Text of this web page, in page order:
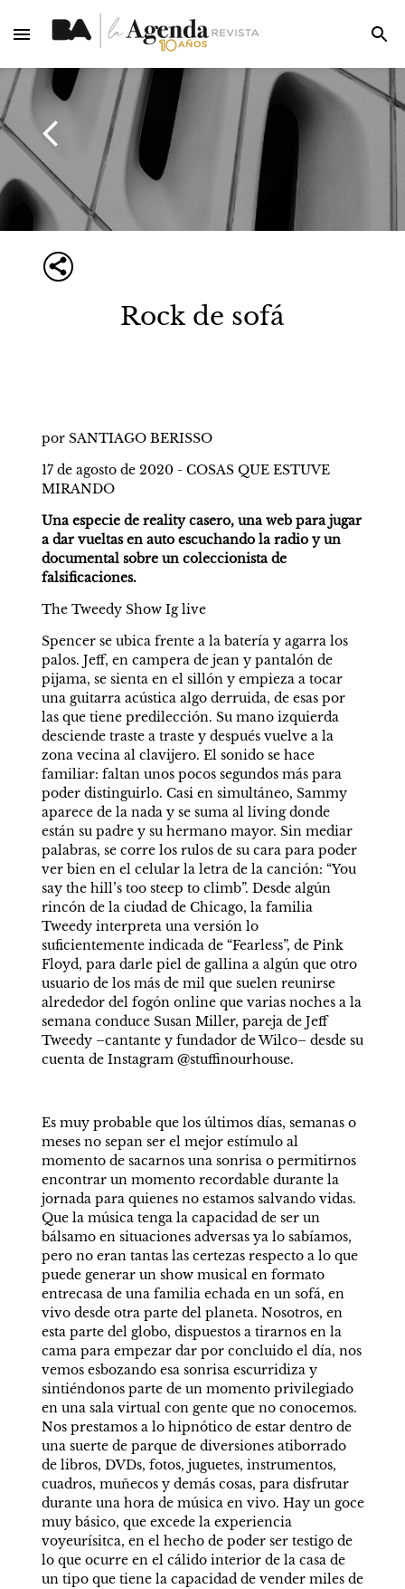
Rock de sofá
por SANTIAGO BERISSO
17 de agosto de 2020 - COSAS QUE ESTUVE
MIRANDO
Una especie de reality casero, una web para jugar
a dar vueltas en auto escuchando la radio y un
documental sobre un coleccionista de
falsificaciones.
The Tweedy Show Ig live
Spencer se ubica frente a la batería y agarra los
palos. Jeff, en campera de jean y pantalón de
pijama, se sienta en el sillón y empieza a tocar
una guitarra acústica algo derruida, de esas por
las que tiene predilección. Su mano izquierda
desciende traste a traste y después vuelve a la
zona vecina al clavijero. El sonido se hace
familiar: faltan unos pocos segundos más para
poder distinguirlo. Casi en simultáneo, Sammy
aparece de la nada y se suma al living donde
están su padre y su hermano mayor. Sin mediar
palabras, se corre los rulos de su cara para poder
ver bien en el celular la letra de la canción: “You
say the hill’s too steep to climb”. Desde algún
rincón de la ciudad de Chicago, la familia
Tweedy interpreta una versión lo
suficientemente indicada de “Fearless”, de Pink
Floyd, para darle piel de gallina a algún que otro
usuario de los más de mil que suelen reunirse
alrededor del fogón online que varias noches a la
semana conduce Susan Miller, pareja de Jeff
Tweedy –cantante y fundador de Wilco– desde su
cuenta de Instagram @stuffinourhouse.
Es muy probable que los últimos días, semanas o
meses no sepan ser el mejor estímulo al
momento de sacarnos una sonrisa o permitirnos
encontrar un momento recordable durante la
jornada para quienes no estamos salvando vidas.
Que la música tenga la capacidad de ser un
bálsamo en situaciones adversas ya lo sabíamos,
pero no eran tantas las certezas respecto a lo que
puede generar un show musical en formato
entrecasa de una familia echada en un sofá, en
vivo desde otra parte del planeta. Nosotros, en
esta parte del globo, dispuestos a tirarnos en la
cama para empezar dar por concluido el día, nos
vemos esbozando esa sonrisa escurridiza y
sintiéndonos parte de un momento privilegiado
en una sala virtual con gente que no conocemos.
Nos prestamos a lo hipnótico de estar dentro de
una suerte de parque de diversiones atiborrado
de libros, DVDs, fotos, juguetes, instrumentos,
cuadros, muñecos y demás cosas, para disfrutar
durante una hora de música en vivo. Hay un goce
muy básico, que excede la experiencia
voyeurísitca, en el hecho de poder ser testigo de
lo que ocurre en el cálido interior de la casa de
un tipo que tiene la capacidad de vender miles de